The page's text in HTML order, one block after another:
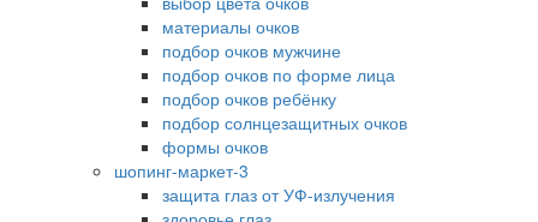
материалы очков
подбор очков мужчине
подбор очков по форме лица
подбор очков ребёнку
подбор солнцезащитных очков
формы очков
шопинг-маркет-3
защита глаз от УФ-излучения